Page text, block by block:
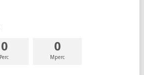
0
Perc
0
Mperc